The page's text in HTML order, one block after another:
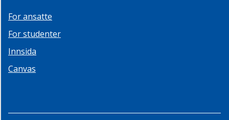
For ansatte
For studenter
Innsida
Canvas